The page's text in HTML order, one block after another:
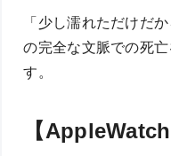
「少し濡れただけだ
の完全な文脈での死
す。
【